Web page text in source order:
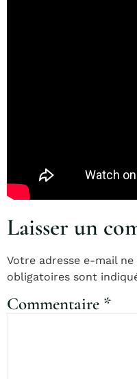
Laisser un
Votre adresse e-mail ne
obligatoires sont
Commentaire *